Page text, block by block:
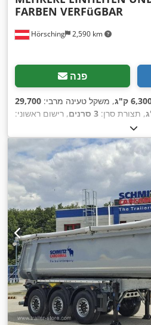
Hörsching 2,590 km
FARBEN VERFüGBAR
פנה
ק"ג , משקל טעינה מרבי: 29,700
, תצורת סרן: 3 סרנים
, רישום ראשוני:
10,500 מ"מ
מ"ק, מתלה:אוויר, גודל צמיג:
למניעת נעילה (ABS) ,